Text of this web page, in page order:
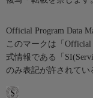
Official Program Data
このマークは「Official
式情報である「
のみ表記が許されてい